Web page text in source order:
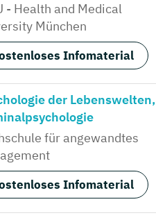
- Health and Medical
München
Infomaterial
der Lebenswelten,
für angewandtes
Infomaterial